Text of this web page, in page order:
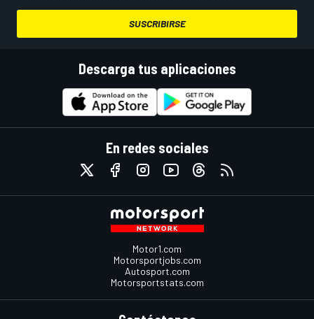
SUSCRIBIRSE
Descarga tus aplicaciones
En redes sociales
Motor1.com
Motorsportjobs.com
Autosport.com
Motorsportstats.com